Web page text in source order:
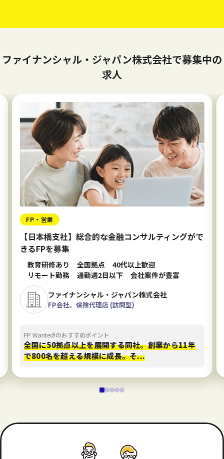
ファイナンシャル・ジャパン株式会社で募集中の
求人
FP・営業
【日本橋支社】総合的な金融コンサルティングがで
きるFPを募集
教育研修あり 全国拠点
40代以上歓迎
リモート勤務
通勤週2日以下
会社案件が豊富
ファイナンシャル・ジャパン株式会社
FP会社、保険代理店 (訪問型)
FP Wanted!のおすすめポイント
全国に50拠点以上を展開する同社。創業から11年
で800名を超える規模に成長。そ...